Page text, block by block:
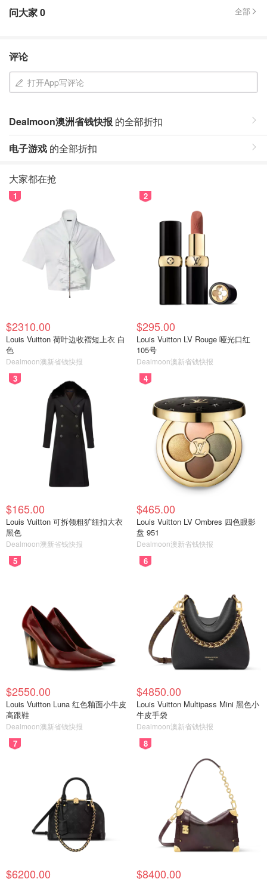
问大家0 全部
评论
打开App写评论
Dealmoon澳洲省钱快报 的全部折扣
电子游戏 的全部折扣
大家都在抢
1
$2310.00
Louis Vuitton 荷叶边收褶短上衣 白
色
Dealmoon澳新省钱快报
2
$295.00
Louis Vuitton LV Rouge 哑光口红
105号
Dealmoon澳新省钱快报
3
$165.00
Louis Vuitton 可拆领粗犷纽扣大衣
黑色
Dealmoon澳新省钱快报
4
$465.00
Louis Vuitton LV Ombres 四色眼影
盘 951
Dealmoon澳新省钱快报
5
$2550.00
Louis Vuitton Luna 红色釉面小牛皮
高跟鞋
Dealmoon澳新省钱快报
6
$4850.00
Louis Vuitton Multipass Mini 黑色小
牛皮手袋
Dealmoon澳新省钱快报
7
$6200.00
8
$8400.00